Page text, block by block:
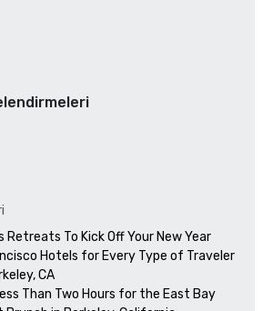
Retreats To Kick Off Your New Year
Hotels for Every Type of Traveler
CA
Than Two Hours for the East Bay